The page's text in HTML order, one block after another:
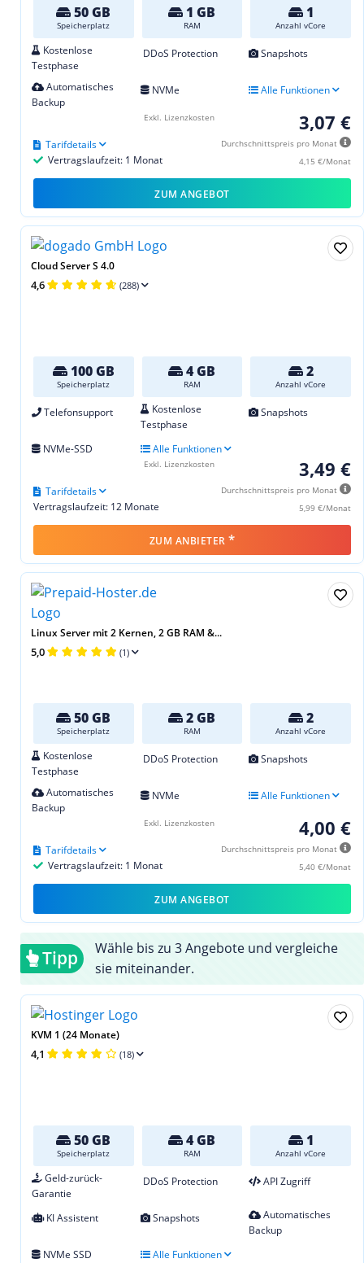
50 GB
Speicherplatz
1 GB
RAM
1
Anzahl vCore
Kostenlose
Testphase
DDoS Protection Snapshots
Automatisches
Backup
NVMe Alle Funktionen
3,07 €
Durchschnittspreis pro Monat
4,15 €/Monat
Vertragslaufzeit: 1 Monat
Tarifdetails
Exkl. Lizenzkosten
ZUM ANGEBOT
Cloud Server S 4.0
4,6 (288)
100 GB
Speicherplatz
4 GB
RAM
2
Anzahl vCore
Telefonsupport
Kostenlose
Testphase
Snapshots
NVMe-SSD Alle Funktionen
3,49 €
Durchschnittspreis pro Monat
5,99 €/Monat
Vertragslaufzeit: 12 Monate
Tarifdetails
Exkl. Lizenzkosten
ZUM ANBIETER *
Linux Server mit 2 Kernen, 2 GB RAM &...
5,0 (1)
50 GB
Speicherplatz
2 GB
RAM
2
Anzahl vCore
Kostenlose
Testphase
DDoS Protection Snapshots
Automatisches
Backup
NVMe Alle Funktionen
4,00 €
Durchschnittspreis pro Monat
5,40 €/Monat
Vertragslaufzeit: 1 Monat
Tarifdetails
Exkl. Lizenzkosten
ZUM ANGEBOT
Tipp
Wähle bis zu 3 Angebote und vergleiche
sie miteinander.
KVM 1 (24 Monate)
4,1 (18)
50 GB
Speicherplatz
4 GB
RAM
1
Anzahl vCore
Geld-zurück-
Garantie
DDoS Protection API Zugriff
KI Assistent Snapshots
Automatisches
Backup
NVMe SSD
Alle Funktionen